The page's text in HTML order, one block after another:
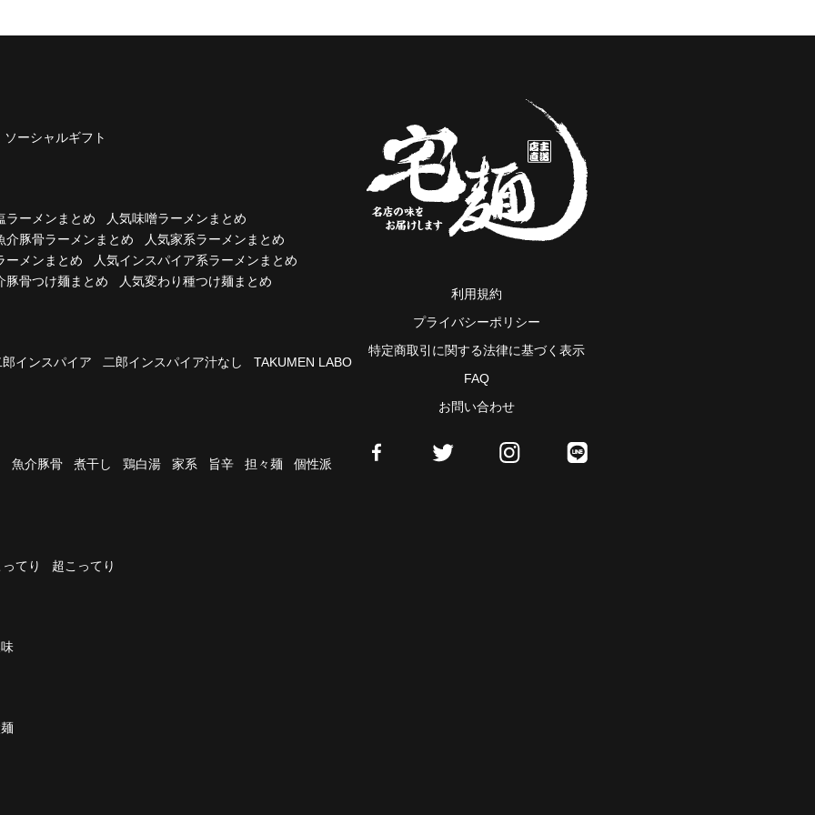
ソーシャルギフト
ラーメンまとめ
人気味噌ラーメンまとめ
介豚骨ラーメンまとめ
人気家系ラーメンまとめ
ーメンまとめ
人気インスパイア系ラーメンまとめ
豚骨つけ麺まとめ
人気変わり種つけ麺まとめ
郎インスパイア 二郎インスパイア汁なし TAKUMEN LABO
魚介豚骨 煮干し 鶏白湯 家系 旨辛 担々麺 個性派
てり 超こってり
利用規約
プライバシーポリシー
特定商取引に関する法律に基づく表示
FAQ
お問い合わせ